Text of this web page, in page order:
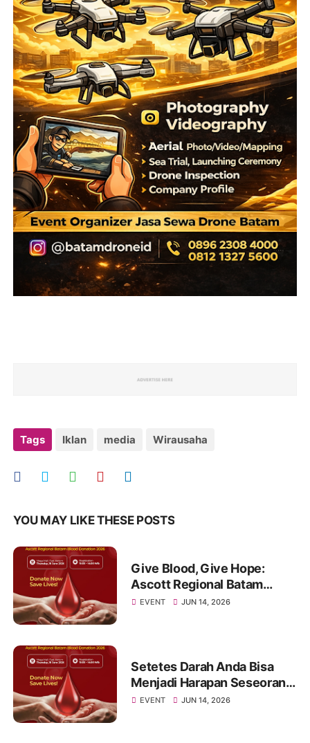
Tags Iklan media Wirausaha
YOU MAY LIKE THESE POSTS
Give Blood, Give Hope:
Ascott Regional Batam
Invites the Community to
EVENT JUN 14, 2026
Setetes Darah Anda Bisa
Menjadi Harapan Seseorang:
Mari Bergabung di Donor
EVENT JUN 14, 2026